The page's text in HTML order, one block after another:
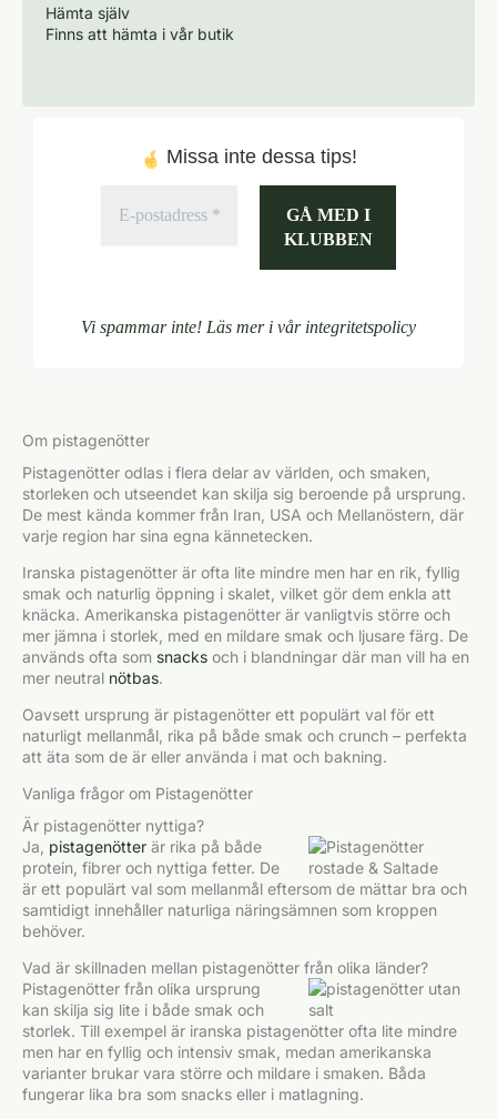
Hämta själv
Finns att hämta i vår butik
Missa inte dessa tips!
Vi spammar inte! Läs mer i vår integritetspolicy
Om pistagenötter
Pistagenötter odlas i flera delar av världen, och smaken,
storleken och utseendet kan skilja sig beroende på ursprung.
De mest kända kommer från Iran, USA och Mellanöstern, där
varje region har sina egna kännetecken.
Iranska pistagenötter är ofta lite mindre men har en rik, fyllig
smak och naturlig öppning i skalet, vilket gör dem enkla att
knäcka. Amerikanska pistagenötter är vanligtvis större och
mer jämna i storlek, med en mildare smak och ljusare färg. De
används ofta som snacks och i blandningar där man vill ha en
mer neutral nötbas.
Oavsett ursprung är pistagenötter ett populärt val för ett
naturligt mellanmål, rika på både smak och crunch – perfekta
att äta som de är eller använda i mat och bakning.
Vanliga frågor om Pistagenötter
Är pistagenötter nyttiga?
Ja, pistagenötter är rika på både
protein, fibrer och nyttiga fetter. De
är ett populärt val som mellanmål eftersom de mättar bra och
samtidigt innehåller naturliga näringsämnen som kroppen
behöver.
Vad är skillnaden mellan pistagenötter från olika länder?
Pistagenötter från olika ursprung
kan skilja sig lite i både smak och
storlek. Till exempel är iranska pistagenötter ofta lite mindre
men har en fyllig och intensiv smak, medan amerikanska
varianter brukar vara större och mildare i smaken. Båda
fungerar lika bra som snacks eller i matlagning.